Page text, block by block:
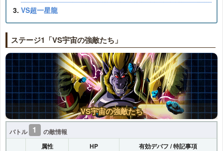
VS超一星龍
ステージ1「VS宇宙の強敵たち」
VS宇宙の強敵たち
バトル 1
の敵情報
属性
HP 有効デバフ / 特記事項